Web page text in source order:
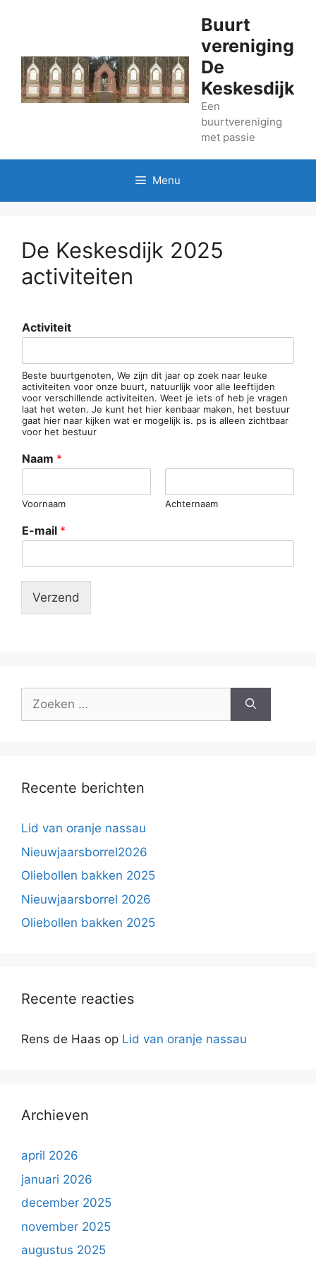
inhoud
Buurt
vereniging
De
Keskesdijk
Een
buurtvereniging
met passie
Menu
De Keskesdijk 2025
activiteiten
A
c
i
v
i
t
e
i
*
a
Activiteit
Beste buurtgenoten, We zijn dit jaar op zoek naar leuke
activiteiten voor onze buurt, natuurlijk voor alle leeftijden
voor verschillende activiteiten. Weet je iets of heb je vragen
laat het weten. Je kunt het hier kenbaar maken, het bestuur
gaat hier naar kijken wat er mogelijk is. ps is alleen zichtbaar
voor het bestuur
Naam *
Voornaam Achternaam
E-mail *
Verzend
Zoek
Recente berichten
Lid van oranje nassau
Nieuwjaarsborrel2026
Oliebollen bakken 2025
Nieuwjaarsborrel 2026
Oliebollen bakken 2025
Recente reacties
Rens de Haas op Lid van oranje nassau
Archieven
april 2026
januari 2026
december 2025
november 2025
augustus 2025